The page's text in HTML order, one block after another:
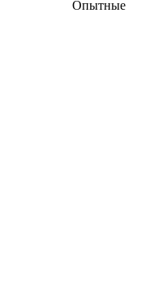
Опытные